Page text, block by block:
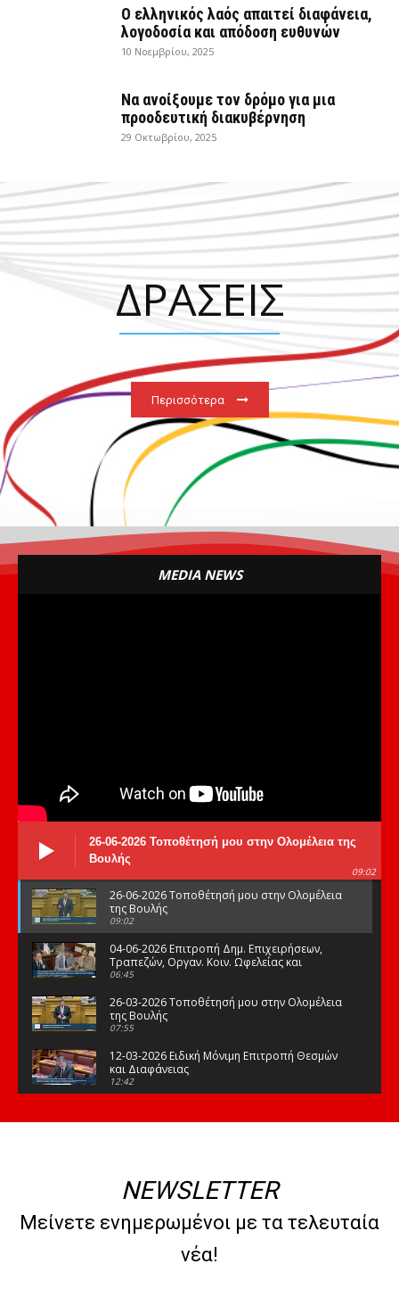
Ο ελληνικός λαός απαιτεί διαφάνεια,
λογοδοσία και απόδοση ευθυνών
10 Νοεμβρίου, 2025
Να ανοίξουμε τον δρόμο για μια
προοδευτική διακυβέρνηση
29 Οκτωβρίου, 2025
ΔΡΑΣΕΙΣ
Περισσότερα
MEDIA NEWS
26-06-2026 Τοποθέτησή μου στην Ολομέλεια της
Βουλής
09:02
26-06-2026 Τοποθέτησή μου στην Ολομέλεια
της Βουλής
09:02
04-06-2026 Επιτροπή Δημ. Επιχειρήσεων,
Τραπεζών, Οργαν. Κοιν. Ωφελείας και
Φορέων Κοινων. Ασφάλισης
06:45
26-03-2026 Τοποθέτησή μου στην Ολομέλεια
της Βουλής
07:55
12-03-2026 Ειδική Μόνιμη Επιτροπή Θεσμών
και Διαφάνειας
12:42
της Βουλής
08:47
10-02-2026 Διαρκής Επιτροπή Μορφωτικών
Υποθέσεων
NEWSLETTER
Μείνετε ενημερωμένοι με τα τελευταία
νέα!